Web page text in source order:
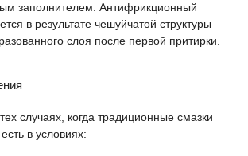
заполнителем. Антифрикционный
в результате чешуйчатой структуры
слоя после первой притирки.
случаях, когда традиционные смазки
в условиях: